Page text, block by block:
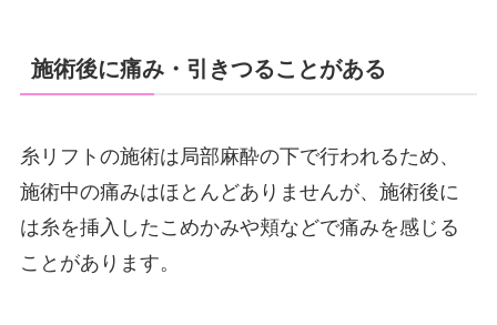
施術後に痛み・引きつることがある
糸リフトの施術は局部麻酔の下で行われるため、
施術中の痛みはほとんどありませんが、施術後に
は糸を挿入したこめかみや頬などで痛みを感じる
ことがあります。